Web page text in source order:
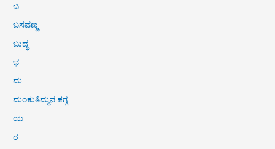
ಬ
ಬಸವಣ್ಣ
ಬುದ್ಧ
ಭ
ಮ
ಮಂಕುತಿಮ್ಮನ ಕಗ್ಗ
ಯ
ರ